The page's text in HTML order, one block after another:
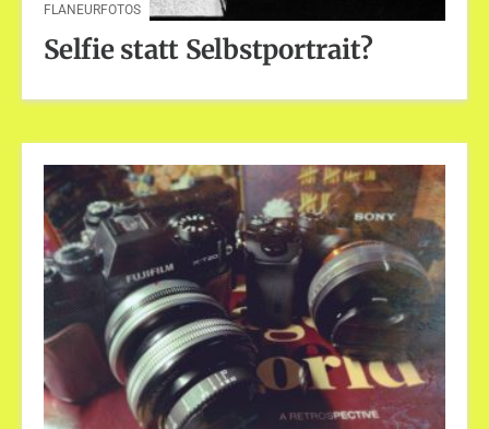
FLANEURFOTOS
Selfie statt Selbstportrait?